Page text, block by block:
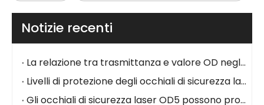
Notizie recenti
La relazione tra trasmittanza e valore OD negli occhiali di sicurezza laser
Livelli di protezione degli occhiali di sicurezza laser: una guida completa alle classificazioni e agli standard OD
Gli occhiali di sicurezza laser OD5 possono proteggere dai laser CO₂ da 10600 nm?